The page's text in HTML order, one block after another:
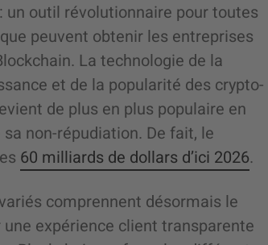
un outil révolutionnaire pour toutes
peuvent obtenir les entreprises
La technologie de la
et de la popularité des crypto-
de plus en plus populaire en
non-répudiation. De fait, le
60 milliards de dollars d’ici 2026.
comprennent désormais le
expérience client transparente